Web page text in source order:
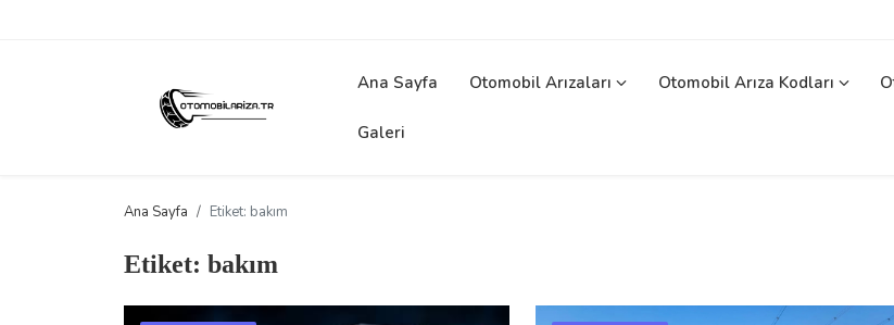
Ana Sayfa Otomobil Arızaları Otomobil Arıza Kodları
Galeri
Ana Sayfa Etiket: bakım
Etiket: bakım